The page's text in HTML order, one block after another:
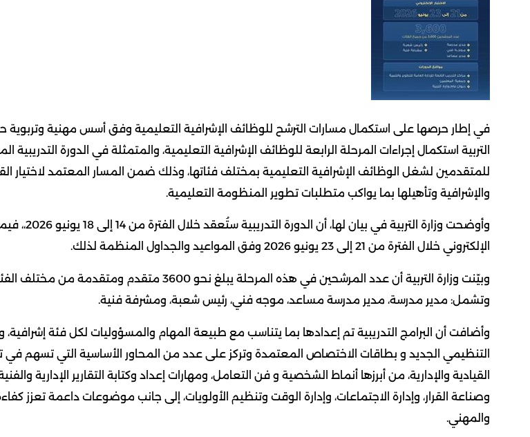
في إطار حرصها على استكمال مسارات الترشح للوظائف الإشرافية التعليمية وفق أسس مهنية وتربوية
التربية استكمال إجراءات المرحلة الرابعة للوظائف الإشرافية التعليمية، والمتمثلة في الدورة التدريبية
للمتقدمين لشغل الوظائف الإشرافية التعليمية بمختلف فئاتها، وذلك ضمن المسار المعتمد لاختيار
والإشرافية وتأهيلها بما يواكب متطلبات تطوير المنظومة التعليمية.
وأوضحت وزارة التربية في
الإلكتروني خلال الفترة من 21 إلى 23 يونيو 2026 وفق المواعيد والجداول المنظمة لذلك.
وبيّنت وزارة التربية أن عدد المرشحين في هذه المرحلة يبلغ نحو 3600 متقدم
وتشمل: مدير مدرسة، مدير مدرسة مساعد، موجه فني، رئيس شعبة، ومشرفة فنية.
وأضافت أن البرامج التدريبية تم إعدادها بما يتناسب مع طبيعة المهام والمسؤوليات لكل فئة
التنظيمي الجديد و بطاقات الاختصاص المعتمدة وتركز على عدد من المحاور الأساسية التي تسهم في
القيادية والإدارية، من أبرزها أنماط الشخصية و فن التعامل، ومهارات إعداد وكتابة التقارير الإدارية
وصناعة القرار، وإدارة الاجتماعات، وإدارة الوقت وتنظيم الأولويات، إلى جانب موضوعات داعمة تعزز
والمهني.